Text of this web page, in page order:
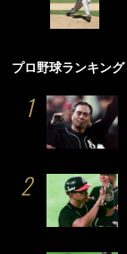
プロ野球ランキング